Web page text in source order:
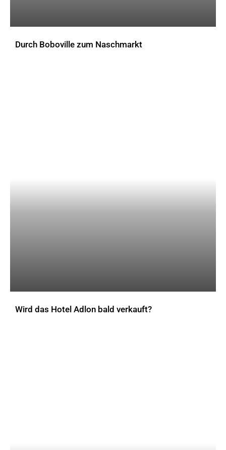
Durch Boboville zum Naschmarkt
Wird das Hotel Adlon bald verkauft?